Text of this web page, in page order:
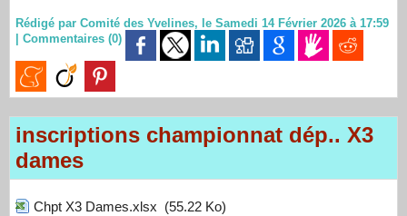
Rédigé par Comité des Yvelines, le Samedi 14 Février 2026 à 17:59
Commentaires (0)
inscriptions championnat dép.. X3
dames
Chpt X3 Dames.xlsx (55.22 Ko)